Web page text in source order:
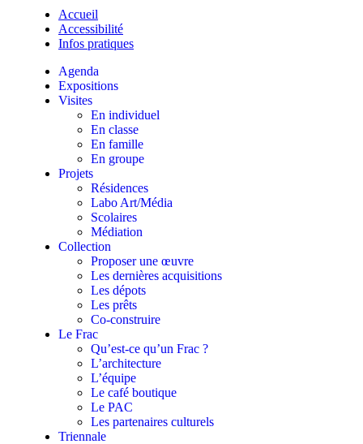
Accueil
Accessibilité
Infos pratiques
Agenda
Expositions
Visites
En individuel
En classe
En famille
En groupe
Projets
Résidences
Labo Art/Média
Scolaires
Médiation
Collection
Proposer une œuvre
Les dernières acquisitions
Les dépots
Les prêts
Co-construire
Le Frac
Qu’est-ce qu’un Frac ?
L’architecture
L’équipe
Le café boutique
Le PAC
Les partenaires culturels
Triennale